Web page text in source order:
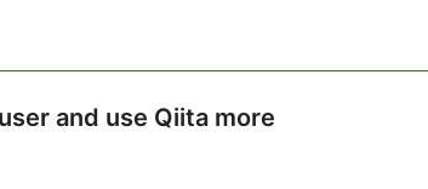
and use Qiita more